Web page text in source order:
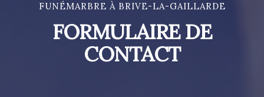
FUNÉMARBRE À BRIVE-LA-GAILLARDE
FORMULAIRE DE
CONTACT